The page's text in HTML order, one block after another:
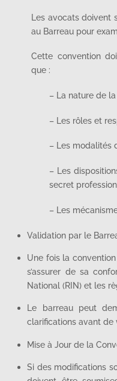
Les avocats doivent
au Barreau pour
Cette convention
que :
– La nature de
– Les rôles et
– Les modalités
– Les
secret
– Les
Validation par le
Une fois la convention
s’assurer de sa
National (RIN) et les
Le barreau peut
clarifications avant de
Mise à Jour de la
Si des modifications